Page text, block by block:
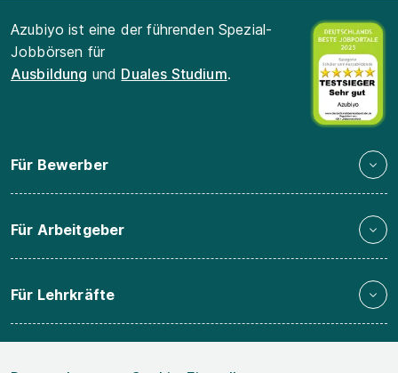
Azubiyo ist eine der führenden Spezial-
Jobbörsen für
Ausbildung und Duales Studium.
Für Bewerber
Für Arbeitgeber
Für Lehrkräfte